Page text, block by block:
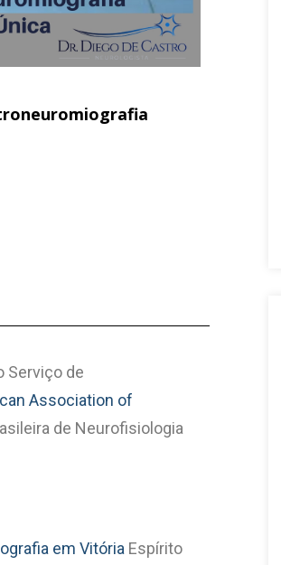
Serviço de
Association of
de Neurofisiologia
em Vitória Espírito